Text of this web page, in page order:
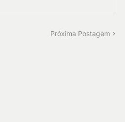
Próxima Postagem